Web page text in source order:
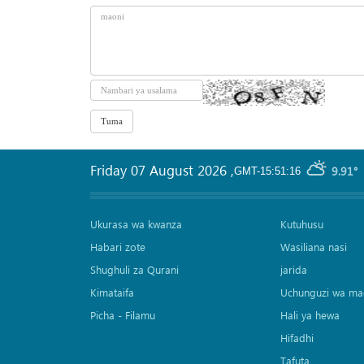
GMT-15:51:16 9.91°
Friday 07 August 2026 ,
Ukurasa wa kwanza
Habari zote
Shughuli za Qurani
Kimataifa
Picha‎ - Filamu‎
Kutuhusu
Wasiliana nasi
jarida
Uchunguzi wa
Hali ya hewa
Hifadhi
Tafuta